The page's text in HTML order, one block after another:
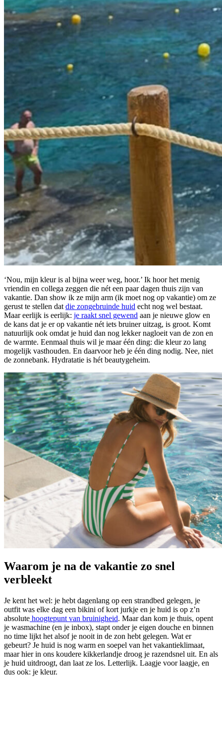
‘Nou, mijn kleur is al bijna weer weg, hoor.’ Ik hoor het menig
vriendin en collega zeggen die nét een paar dagen thuis zijn van
vakantie. Dan show ik ze mijn arm (ik moet nog op vakantie) om ze
gerust te stellen dat die zongebruinde huid echt nog wel bestaat.
Maar eerlijk is eerlijk: je raakt snel gewend aan je nieuwe glow en
de kans dat je er op vakantie nét iets bruiner uitzag, is groot. Komt
natuurlijk ook omdat je huid dan nog lekker nagloeit van de zon en
de warmte. Eenmaal thuis wil je maar één ding: die kleur zo lang
mogelijk vasthouden. En daarvoor heb je één ding nodig. Nee, niet
de zonnebank. Hydratatie is hét beautygeheim.
Waarom je na de vakantie zo snel
verbleekt
Je kent het wel: je hebt dagenlang op een strandbed gelegen, je
outfit was elke dag een bikini of kort jurkje en je huid is op z’n
absolute hoogtepunt van bruinigheid. Maar dan kom je thuis, opent
je wasmachine (en je inbox), stapt onder je eigen douche en binnen
no time lijkt het alsof je nooit in de zon hebt gelegen. Wat er
gebeurt? Je huid is nog warm en soepel van het vakantieklimaat,
maar hier in ons koudere kikkerlandje droog je razendsnel uit. En als
je huid uitdroogt, dan laat ze los. Letterlijk. Laagje voor laagje, en
dus ook: je kleur.